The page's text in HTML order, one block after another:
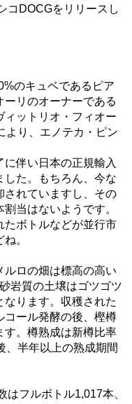
コDOCGをリリースし
のキュベであるピア
ーリのオーナーである
ィットリオ・フィオー
より、エノテカ・ピン
伴い日本の正規輸入
した。もちろん、今な
されていますし、その
当はないようです。
たボトルなどが並行市
。
ルロの畑は標高の高い
岩質の土壌はゴツゴツ
なります。収穫された
コール発酵の後、樫樽
す。樽熟成は新樽比率
、半年以上の熟成期間
フルボトル1,017本、